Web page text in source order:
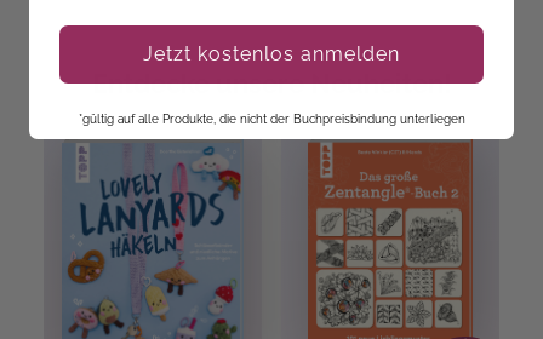
Entdecke unsere Neuheiten!
Jetzt kostenlos anmelden
*gültig auf alle Produkte, die nicht der Buchpreisbindung unterliegen